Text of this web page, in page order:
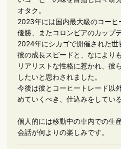
オタク。
2023年には国内最大級のコー
優勝、またコロンビアのカップ
2024年にシカゴで開催された世
彼の成長スピードと、なにより
リアリストな性格に惹かれ、彼
したいと思わされました。
今後は彼とコーヒートレード以
めていくべき、仕込みをしてい
個人的には移動中の車内での生
会話が何よりの楽しみです。